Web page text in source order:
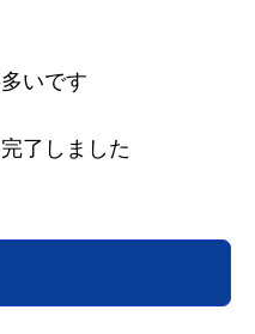
いです
了しました